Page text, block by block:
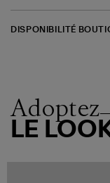
DISPONIBILITÉ
Adoptez
LE